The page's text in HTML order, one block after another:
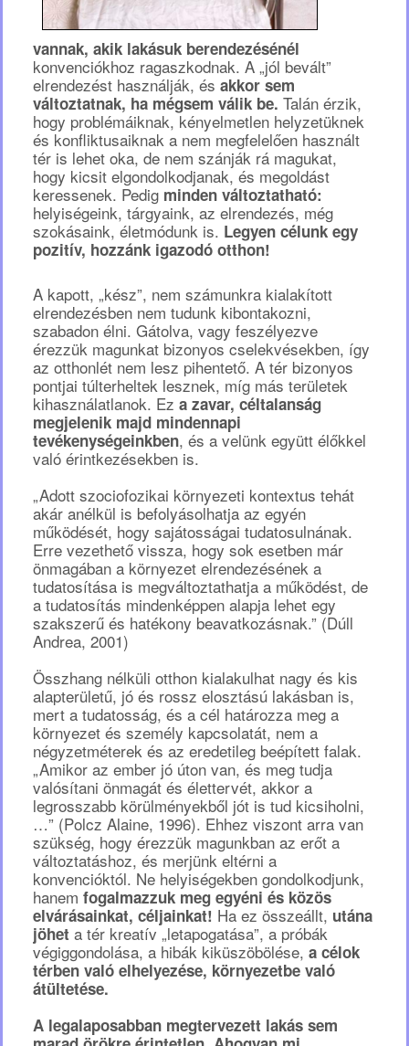
vannak, akik lakásuk berendezésénél
konvenciókhoz ragaszkodnak. A „jól bevált”
elrendezést használják, és akkor sem
változtatnak, ha mégsem válik be. Talán érzik,
hogy problémáiknak, kényelmetlen helyzetüknek
és konfliktusaiknak a nem megfelelően használt
tér is lehet oka, de nem szánják rá magukat,
hogy kicsit elgondolkodjanak, és megoldást
keressenek. Pedig minden változtatható:
helyiségeink, tárgyaink, az elrendezés, még
szokásaink, életmódunk is. Legyen célunk egy
pozitív, hozzánk igazodó otthon!
A kapott, „kész”, nem számunkra kialakított
elrendezésben nem tudunk kibontakozni,
szabadon élni. Gátolva, vagy feszélyezve
érezzük magunkat bizonyos cselekvésekben, így
az otthonlét nem lesz pihentető. A tér bizonyos
pontjai túlterheltek lesznek, míg más területek
kihasználatlanok. Ez a zavar, céltalanság
megjelenik majd mindennapi
tevékenységeinkben, és a velünk együtt élőkkel
való érintkezésekben is.
„Adott szociofozikai környezeti kontextus tehát
akár anélkül is befolyásolhatja az egyén
működését, hogy sajátosságai tudatosulnának.
Erre vezethető vissza, hogy sok esetben már
önmagában a környezet elrendezésének a
tudatosítása is megváltoztathatja a működést, de
a tudatosítás mindenképpen alapja lehet egy
szakszerű és hatékony beavatkozásnak.” (Dúll
Andrea, 2001)
Összhang nélküli otthon kialakulhat nagy és kis
alapterületű, jó és rossz elosztású lakásban is,
mert a tudatosság, és a cél határozza meg a
környezet és személy kapcsolatát, nem a
négyzetméterek és az eredetileg beépített falak.
„Amikor az ember jó úton van, és meg tudja
valósítani önmagát és élettervét, akkor a
legrosszabb körülményekből jót is tud kicsiholni,
…” (Polcz Alaine, 1996). Ehhez viszont arra van
szükség, hogy érezzük magunkban az erőt a
változtatáshoz, és merjünk eltérni a
konvencióktól. Ne helyiségekben gondolkodjunk,
hanem fogalmazzuk meg egyéni és közös
elvárásainkat, céljainkat! Ha ez összeállt, utána
jöhet a tér kreatív „letapogatása”, a próbák
végiggondolása, a hibák kiküszöbölése, a célok
térben való elhelyezése, környezetbe való
átültetése.
A legalaposabban megtervezett lakás sem